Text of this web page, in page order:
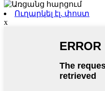
Ուղարկել էլ. փոստ
x